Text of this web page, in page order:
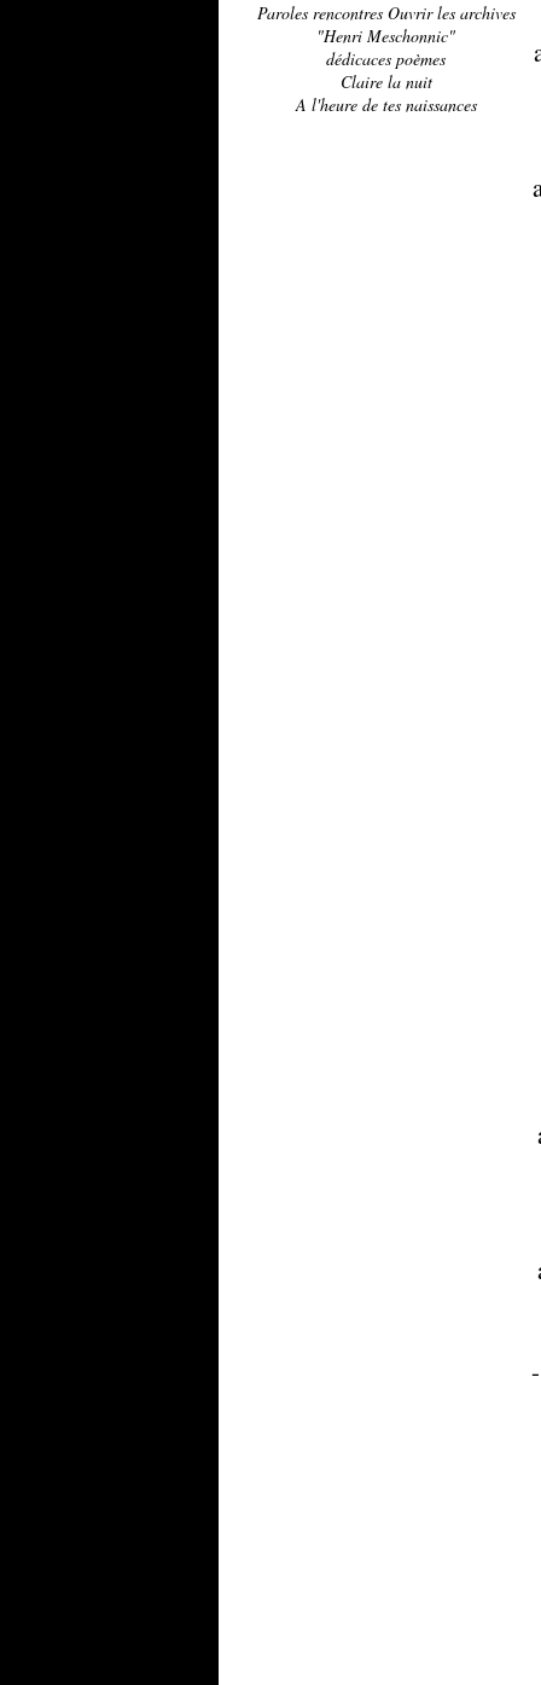
Paroles rencontres Ouvrir les archives
"Henri Meschonnic"
dédicaces poèmes
Claire la nuit
A l'heure de tes naissances